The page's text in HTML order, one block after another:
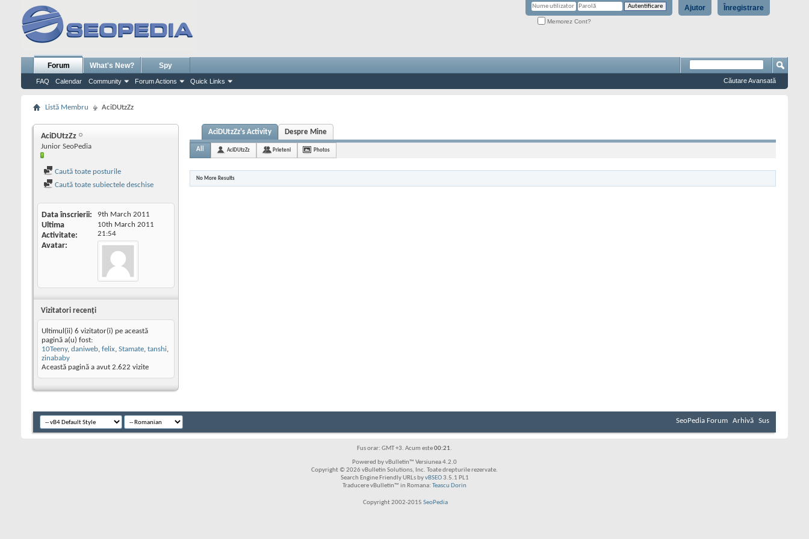
Înregistrare
Ajutor
Memorez Cont?
Forum
FAQ Calendar Community Forum Actions Quick Links
What's New? Spy
Căutare Avansată
Listă Membru AciDUtzZz
AciDUtzZz
Junior SeoPedia
Caută toate posturile
Caută toate subiectele deschise
Data înscrierii 9th March 2011
Ultima
Activitate
10th March 2011
21:54
Avatar
Vizitatori recenţi
Ultimul(ii) 6 vizitator(i) pe această
pagină a(u) fost:
10Teeny, daniweb, felix, Stamate, tanshi,
zinababy
Această pagină a avut 2.622 vizite
AciDUtzZz's Activity Despre Mine
All AciDUtzZz Prieteni Photos
No More Results
SeoPedia Forum Arhivă Sus
Fus orar: GMT +3. Acum este00:21.
Powered by vBulletin™ Versiunea 4.2.0
Copyright © 2026 vBulletin Solutions, Inc. Toate drepturile rezervate.
Search Engine Friendly URLs byvBSEO3.5.1 PL1
Traducere vBulletin™ in Romana: Teascu Dorin
Copyright 2002-2015 SeoPedia